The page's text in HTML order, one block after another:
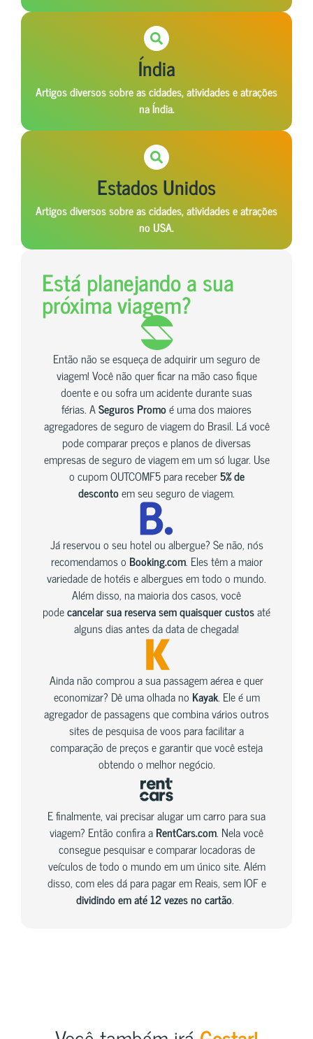
Índia
Artigos diversos sobre as cidades, atividades e atrações
na Índia.
Estados Unidos
Artigos diversos sobre as cidades, atividades e atrações
no USA.
Está planejando a sua
próxima viagem?
Então não se esqueça de adquirir um seguro de
viagem! Você não quer ficar na mão caso fique
doente e ou sofra um acidente durante suas
férias. ASeguros Promoé uma dos maiores
agregadores de seguro de viagem do Brasil. Lá você
pode comparar preços e planos de diversas
empresas de seguro de viagem em um só lugar. Use
o cupom OUTCOMF5 para receber5% de
descontoem seu seguro de viagem.
Já reservou o seu hotel ou albergue? Se não, nós
recomendamos o Booking.com. Eles têm a maior
variedade de hotéis e albergues em todo o mundo.
Além disso, na maioria dos casos, você
podecancelar sua reserva sem quaisquer custosaté
alguns dias antes da data de chegada!
Ainda não comprou a sua passagem aérea e quer
economizar? Dê uma olhada no Kayak. Ele é um
agregador de passagens que combina vários outros
sites de pesquisa de voos para facilitar a
comparação de preços e garantir que você esteja
obtendo o melhor negócio.
E finalmente, vai precisar alugar um carro para sua
viagem? Então confira aRentCars.com. Nela você
consegue pesquisar e comparar locadoras de
veículos de todo o mundo em um único site. Além
disso, com eles dá para pagar em Reais, sem IOF e
dividindo em até 12 vezes no cartão.